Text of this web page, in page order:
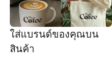
ใส่แบรนด์ของคุณบน
สินค้า